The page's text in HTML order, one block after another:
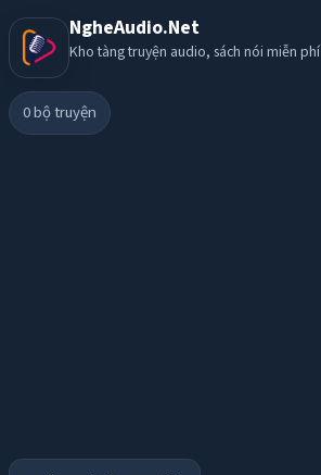
NgheAudio.Net
Kho tàng truyện audio, sách nói miễn phí
0bộ truyện